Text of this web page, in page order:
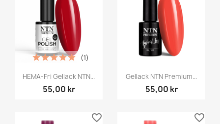
HEMA-Fri Gellack NTN...
55,00 kr
(1)
Gellack NTN Premium...
55,00 kr
favorite_border favorite_border